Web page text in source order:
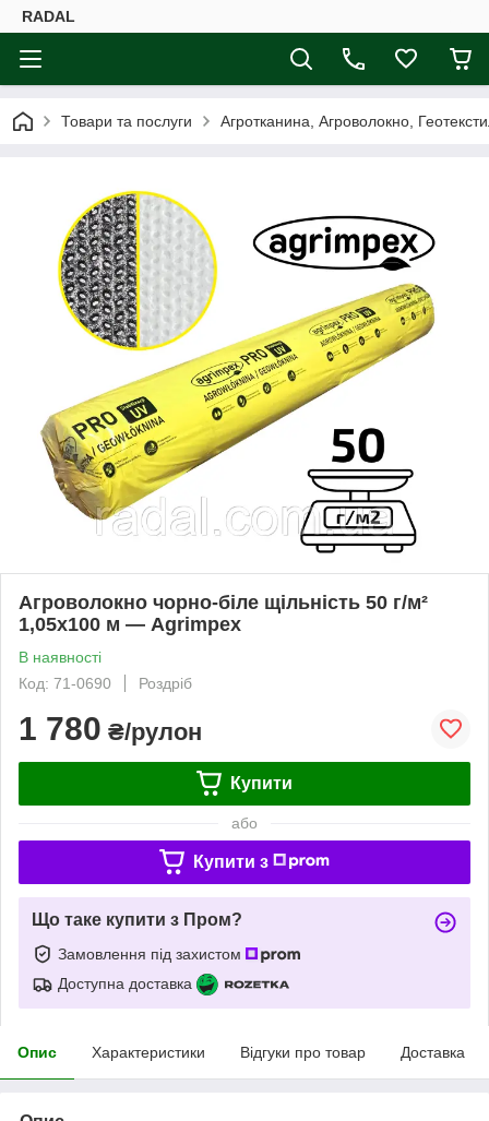
RADAL
Товари та послуги Агротканина, Агроволокно,
Агроволокно чорно-біле щільність 50 г/м²
1,05x100 м — Agrimpex
В наявності
Код: 71-0690
Роздріб
1 780 ₴/рулон
Купити
або
Купити з
Що таке купити з Пром?
Замовлення під захистом
Доступна доставка
Опис Характеристики Відгуки про товар Доставка